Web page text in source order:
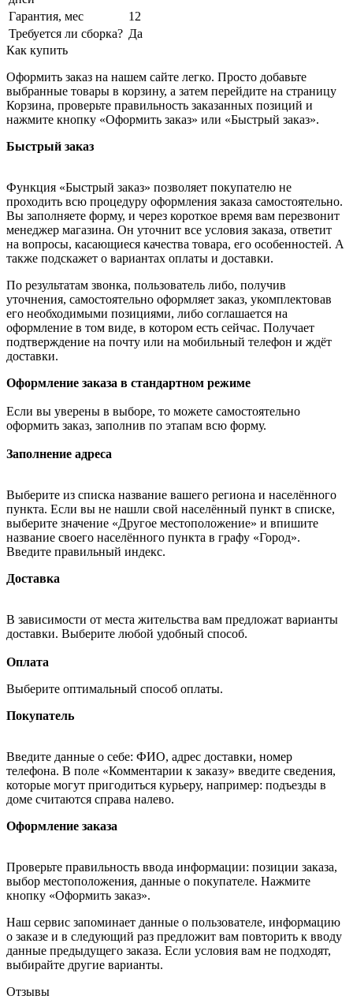
Гарантия, мес
12
Требуется ли сборка? Да
Как купить
Оформить заказ на нашем сайте легко. Просто добавьте
выбранные товары в корзину, а затем перейдите на страницу
Корзина, проверьте правильность заказанных позиций и
нажмите кнопку «Оформить заказ» или «Быстрый заказ».
Быстрый заказ
Функция «Быстрый заказ» позволяет покупателю не
проходить всю процедуру оформления заказа самостоятельно.
Вы заполняете форму, и через короткое время вам перезвонит
менеджер магазина. Он уточнит все условия заказа, ответит
на вопросы, касающиеся качества товара, его особенностей. А
также подскажет о вариантах оплаты и доставки.
По результатам звонка, пользователь либо, получив
уточнения, самостоятельно оформляет заказ, укомплектовав
его необходимыми позициями, либо соглашается на
оформление в том виде, в котором есть сейчас. Получает
подтверждение на почту или на мобильный телефон и ждёт
доставки.
Оформление заказа в стандартном режиме
Если вы уверены в выборе, то можете самостоятельно
оформить заказ, заполнив по этапам всю форму.
Заполнение адреса
Выберите из списка название вашего региона и населённого
пункта. Если вы не нашли свой населённый пункт в списке,
выберите значение «Другое местоположение» и впишите
название своего населённого пункта в графу «Город».
Введите правильный индекс.
Доставка
В зависимости от места жительства вам предложат варианты
доставки. Выберите любой удобный способ.
Оплата
Выберите оптимальный способ оплаты.
Покупатель
Введите данные о себе: ФИО, адрес доставки, номер
телефона. В поле «Комментарии к заказу» введите сведения,
которые могут пригодиться курьеру, например: подъезды в
доме считаются справа налево.
Оформление заказа
Проверьте правильность ввода информации: позиции заказа,
выбор местоположения, данные о покупателе. Нажмите
кнопку «Оформить заказ».
Наш сервис запоминает данные о пользователе, информацию
о заказе и в следующий раз предложит вам повторить к вводу
данные предыдущего заказа. Если условия вам не подходят,
выбирайте другие варианты.
Отзывы